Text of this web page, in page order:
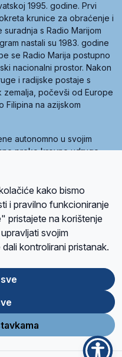
1995. godine. Prvi
krunice za obraćenje i
s Radio Marijom
nastali su 1983. godine
se Radio Marija postupno
nacionalni prostor. Nakon
i radijske postaje s
zemalja, počevši od Europe
Filipina na azijskom
autonomno u svojim
preko krovne udruge
je sedam članica, među
KontaktPravila privatnosti
reCAPTCHA sustavom
kako bismo
i pravilno funkcioniranje
pristajete na korištenje
svojim
kontrolirani pristanak.